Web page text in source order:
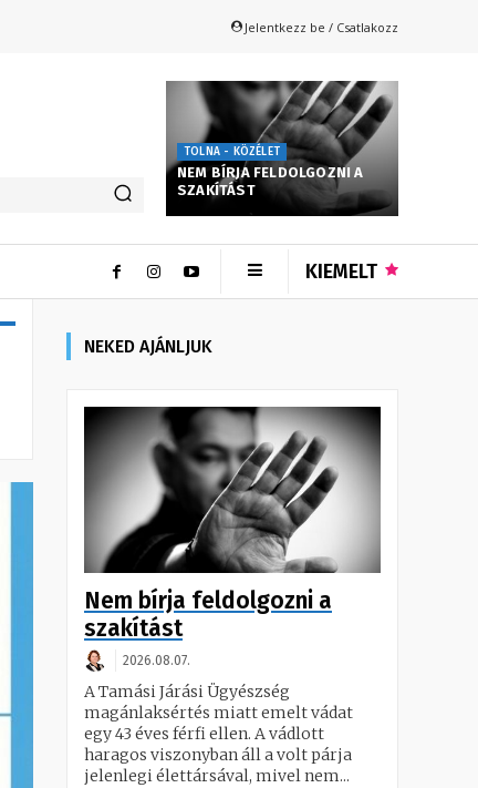
Jelentkezz be / Csatlakozz
TOLNA - KÖZÉLET
NEM BÍRJA FELDOLGOZNI A
SZAKÍTÁST
KIEMELT
NEKED AJÁNLJUK
Nem bírja feldolgozni a
szakítást
2026.08.07.
A Tamási Járási Ügyészség
magánlaksértés miatt emelt vádat
egy 43 éves férfi ellen. A vádlott
haragos viszonyban áll a volt párja
jelenlegi élettársával, mivel nem...